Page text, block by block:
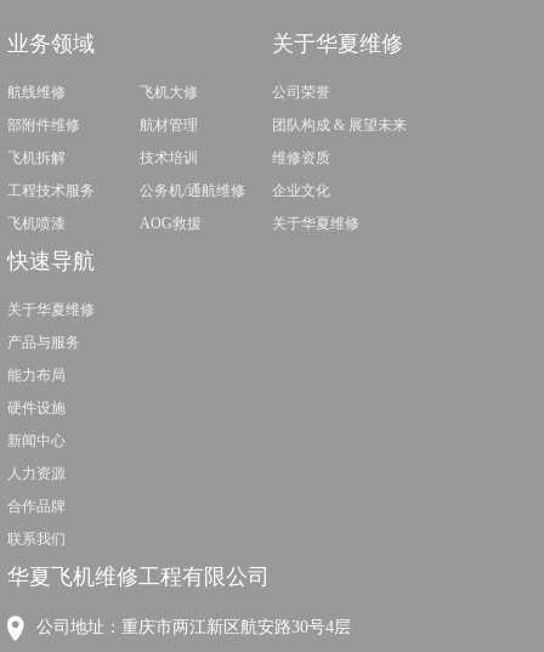
业务领域
航线维修
飞机大修
部附件维修
航材管理
飞机拆解
技术培训
工程技术服务
公务机/通航维修
飞机喷漆
AOG救援
关于华夏维修
公司荣誉
团队构成 & 展望未来
维修资质
企业文化
关于华夏维修
快速导航
关于华夏维修
产品与服务
能力布局
硬件设施
新闻中心
人力资源
合作品牌
联系我们
华夏飞机维修工程有限公司
公司地址：重庆市两江新区航安路30号4层